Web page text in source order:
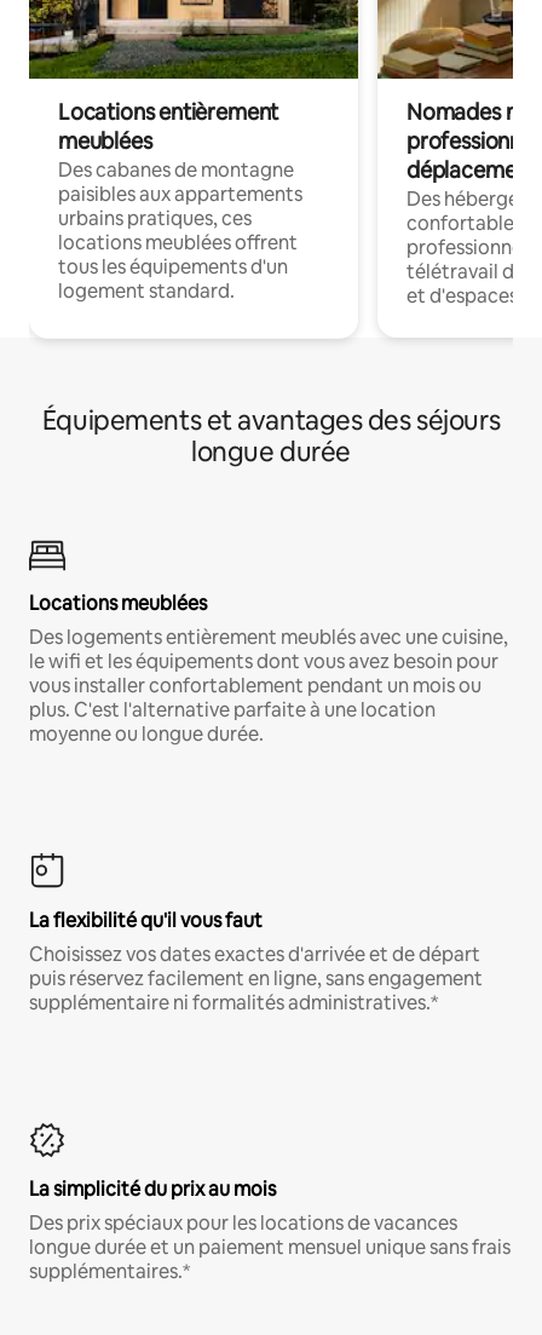
Locations entièrement
meublées
Des cabanes de montagne
paisibles aux appartements
urbains pratiques, ces
locations meublées offrent
tous les équipements d'un
logement standard.
Nomades
déplacement
Des
confortables
professionnels
télétravail
et d'espaces
Équipements et avantages des séjours
longue durée
Locations meublées
Des logements entièrement meublés avec une cuisine,
le wifi et les équipements dont vous avez besoin pour
vous installer confortablement pendant un mois ou
plus. C'est l'alternative parfaite à une location
moyenne ou longue durée.
La flexibilité qu'il vous faut
Choisissez vos dates exactes d'arrivée et de départ
puis réservez facilement en ligne, sans engagement
supplémentaire ni formalités administratives.*
La simplicité du prix au mois
Des prix spéciaux pour les locations de vacances
longue durée et un paiement mensuel unique sans frais
supplémentaires.*